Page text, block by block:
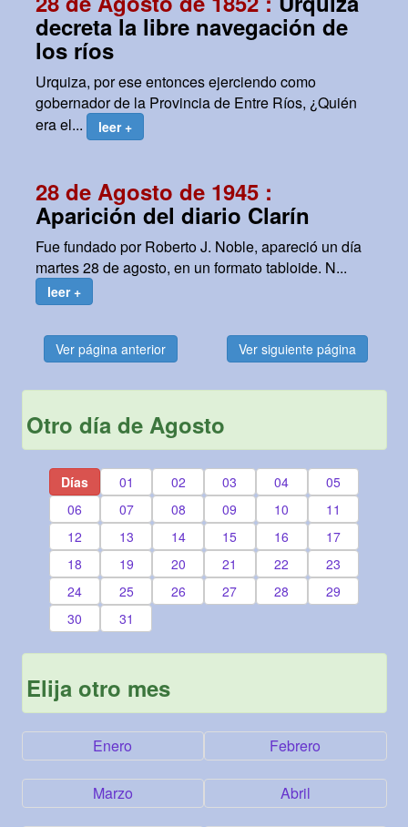
decreta la libre navegación de
los ríos
Urquiza, por ese entonces ejerciendo como
gobernador de la Provincia de Entre Ríos, ¿Quién
era el...
leer +
28 de Agosto de 1945 :
Aparición del diario Clarín
Fue fundado por Roberto J. Noble, apareció un día
martes 28 de agosto, en un formato tabloide. N...
leer +
Ver página anterior Ver siguiente página
Otro día de Agosto
Días 01 02 03 04
05
06
07 08 09 10
11
12
13 14 15 16
17
18
19 20 21 22
23
24
25 26 27 28
29
30
31
Elija otro mes
Enero Febrero
Marzo Abril